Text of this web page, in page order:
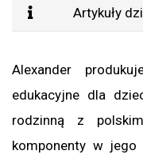
Artykuły
Alexander
edukacyjne dla
rodzinną z
komponenty w